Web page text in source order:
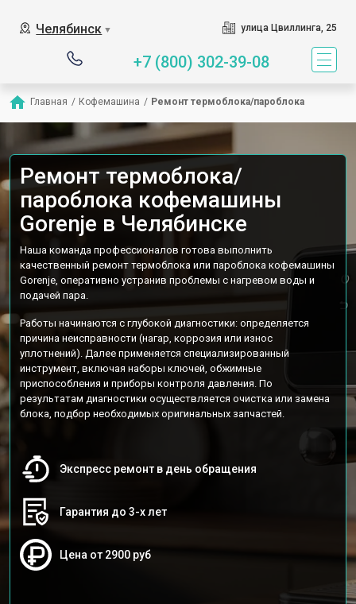
Челябинск ▼ улица Цвиллинга, 25
+7 (800) 302-39-08
Главная / Кофемашина / Ремонт термоблока/пароблока
Ремонт термоблока/
пароблока кофемашины
Gorenje в Челябинске
Наша команда профессионалов готова выполнить
качественный ремонт термоблока или пароблока кофемашины
Gorenje, оперативно устранив проблемы с нагревом воды и
подачей пара.
Работы начинаются с глубокой диагностики: определяется
причина неисправности (нагар, коррозия или износ
уплотнений). Далее применяется специализированный
инструмент, включая наборы ключей, обжимные
приспособления и приборы контроля давления. По
результатам диагностики осуществляется очистка или замена
блока, подбор необходимых оригинальных запчастей.
Экспресс ремонт в день обращения
Гарантия до 3-х лет
Цена от 2900 руб